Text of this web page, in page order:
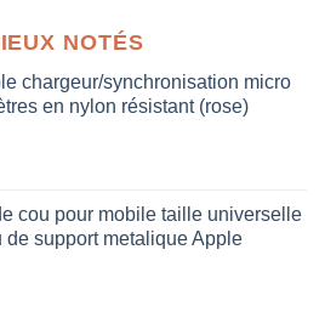
est :
19,00€.
NOTÉS
chargeur/synchronisation micro
en nylon résistant (rose)
cou pour mobile taille universelle
de support metalique Apple